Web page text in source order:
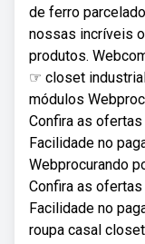
de ferro
nossas incríveis
produtos.
☞ closet
módulos
Confira as ofertas
Facilidade no
Webprocurando
Confira as ofertas
Facilidade no
roupa casal